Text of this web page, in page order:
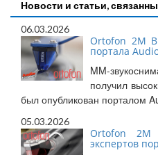
Новости и статьи,
06.03.2026
Ortofon 2M
портала
MM-
получил
был опубликован порталом
05.03.2026
Ortofon 2M
экспертов